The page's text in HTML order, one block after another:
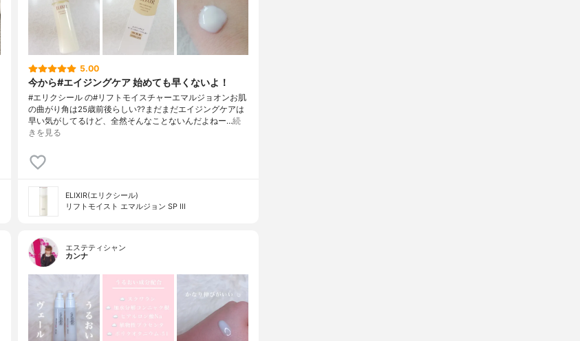
5.00
今から#エイジングケア 始めても早くないよ！
#エリクシール の#リフトモイスチャーエマルジョオンお肌
の曲がり角は25歳前後らしい??まだまだエイジングケアは
早い気がしてるけど、全然そんなことないんだよねー…続
きを見る
ELIXIR(エリクシール)
リフトモイスト エマルジョン SP III
エステティシャン
カンナ